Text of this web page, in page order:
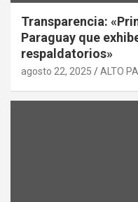
Transparencia:
Paraguay que
respaldatorios»
agosto 22, 2025 ALTO